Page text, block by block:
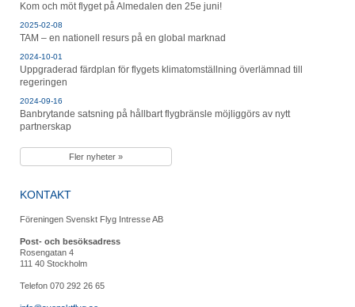
Kom och möt flyget på Almedalen den 25e juni!
2025-02-08
TAM – en nationell resurs på en global marknad
2024-10-01
Uppgraderad färdplan för flygets klimatomställning överlämnad till
regeringen
2024-09-16
Banbrytande satsning på hållbart flygbränsle möjliggörs av nytt
partnerskap
Fler nyheter »
KONTAKT
Föreningen Svenskt Flyg Intresse AB
Post- och besöksadress
Rosengatan 4
111 40 Stockholm
Telefon 070 292 26 65